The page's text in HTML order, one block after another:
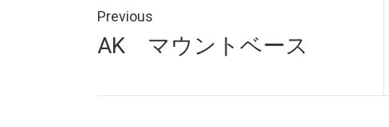
稿
ナ
ビ
Previous
Previous
AK マウントベース